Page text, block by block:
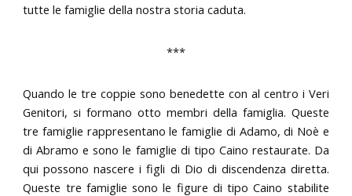
tutte le famiglie della nostra storia caduta.
***
Quando le tre coppie sono benedette con al centro i Veri
Genitori, si formano otto membri della famiglia. Queste
tre famiglie rappresentano le famiglie di Adamo, di Noè e
di Abramo e sono le famiglie di tipo Caino restaurate. Da
qui possono nascere i figli di Dio di discendenza diretta.
Queste tre famiglie sono le figure di tipo Caino stabilite